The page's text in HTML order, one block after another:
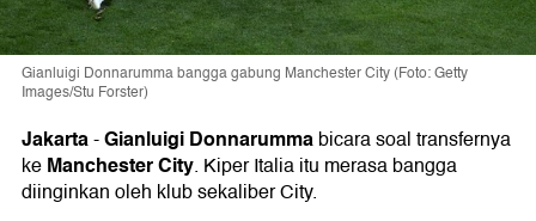
Gianluigi Donnarumma bangga gabung Manchester City (Foto: Getty
Images/Stu Forster)
Jakarta-Gianluigi Donnarummabicara soal transfernya
keManchester City. Kiper Italia itu merasa bangga
diinginkan oleh klub sekaliber City.